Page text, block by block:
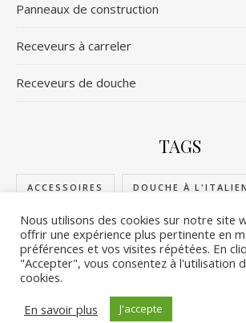
Panneaux de construction
Receveurs à carreler
Receveurs de douche
TAGS
ACCESSOIRES DOUCHE À
PANNEAUX DE CONSTRUCTION
RECEVEURS DE DOUCHE
Nous utilisons des cookies sur notre site
offrir une expérience plus pertinente en
préférences et vos visites répétées. En
"Accepter", vous consentez à l'utilisation
cookies.
En savoir plus
J'accepte